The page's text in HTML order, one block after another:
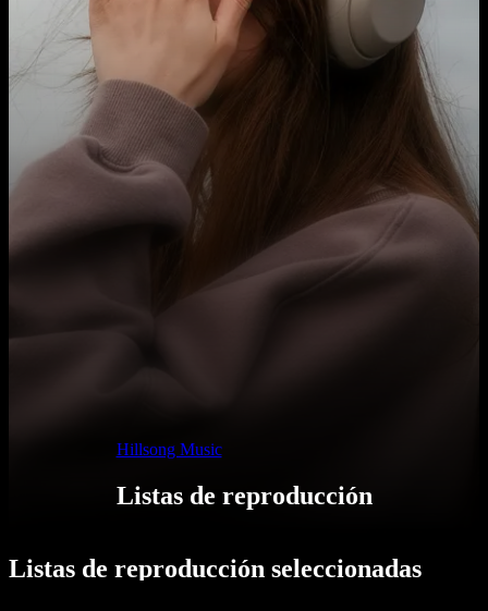
Hillsong Music
Listas de reproducción
Listas de reproducción seleccionadas